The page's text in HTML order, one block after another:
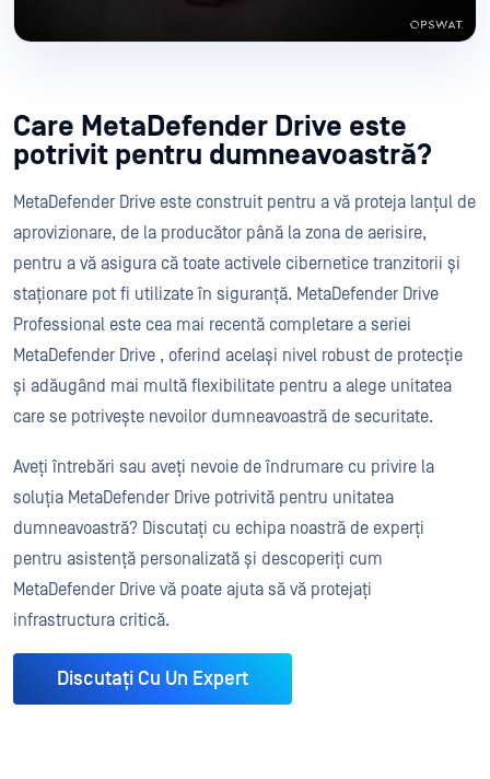
Care MetaDefender Drive este
potrivit pentru dumneavoastră?
MetaDefender Drive este construit pentru a vă proteja lanțul de
aprovizionare, de la producător până la zona de aerisire,
pentru a vă asigura că toate activele cibernetice tranzitorii și
staționare pot fi utilizate în siguranță. MetaDefender Drive
Professional este cea mai recentă completare a seriei
MetaDefender Drive , oferind același nivel robust de protecție
și adăugând mai multă flexibilitate pentru a alege unitatea
care se potrivește nevoilor dumneavoastră de securitate.
Aveți întrebări sau aveți nevoie de îndrumare cu privire la
soluția MetaDefender Drive potrivită pentru unitatea
dumneavoastră? Discutați cu echipa noastră de experți
pentru asistență personalizată și descoperiți cum
MetaDefender Drive vă poate ajuta să vă protejați
infrastructura critică.
Discutați Cu Un Expert